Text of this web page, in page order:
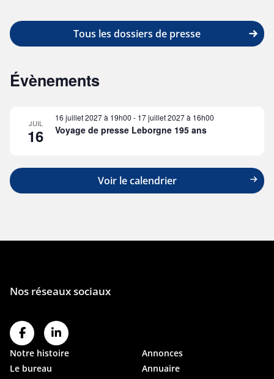
Tous les dossiers de presse
Évènements
JUIL
16
16 juillet 2027 à 19h00 - 17 juillet 2027 à 16h00
Voyage de presse Leborgne 195 ans
Voir le calendrier
Notre histoire
Le bureau
Annonces
Annuaire